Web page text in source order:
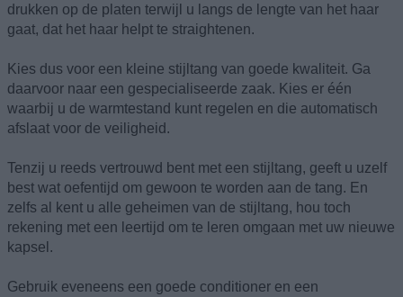
drukken op de platen terwijl u langs de lengte van het haar
gaat, dat het haar helpt te straightenen.
Kies dus voor een kleine stijltang van goede kwaliteit. Ga
daarvoor naar een gespecialiseerde zaak. Kies er één
waarbij u de warmtestand kunt regelen en die automatisch
afslaat voor de veiligheid.
Tenzij u reeds vertrouwd bent met een stijltang, geeft u uzelf
best wat oefentijd om gewoon te worden aan de tang. En
zelfs al kent u alle geheimen van de stijltang, hou toch
rekening met een leertijd om te leren omgaan met uw nieuwe
kapsel.
Gebruik eveneens een goede conditioner en een